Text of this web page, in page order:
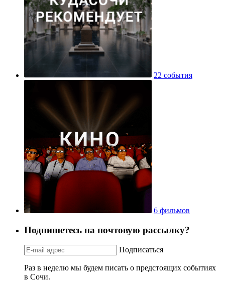
22 события
6 фильмов
Подпишетесь на почтовую рассылку?
Подписаться
Раз в неделю мы будем писать о предстоящих событиях
в Сочи.